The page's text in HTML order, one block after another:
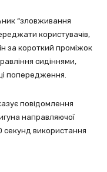
“зловживання
користувачів,
за короткий проміжок
сидіннями,
попередження.
повідомлення
направляючої
секунд використання